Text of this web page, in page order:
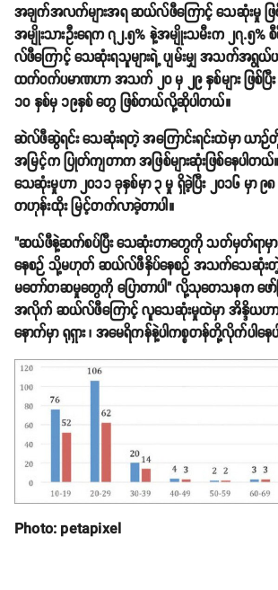
အချက်အလက်များအရ ဆယ်လ်ဖီကြောင့် သေဆုံးမှု ဖြ
အမျိုးသားဦးရေက ၇၂.၅% နဲ့အမျိုးသမီးက ၂၇.၅
လ်ဖီကြောင့် သေဆုံးရသူများရဲ့ ပျမ်းမျှ အသက်အရွယ်ဟ
ထက်ဝက်ပမာဏဟာ အသက် ၂၀ မှ ၂၉ နှစ်များ ဖြစ်ပ
၁၀ နှစ်မှ ၁၉နှစ် တွေ ဖြစ်တယ်လို့ဆိုပါတယ်။
ဆဲလ်ဖီဆွဲရင်း သေဆုံးရတဲ့ အကြောင်းရင်းထဲမှာ ယာဉ်
အမြင့်က ပြုတ်ကျတာက အဖြစ်များဆုံးဖြစ်နေပါ
သေဆုံးမှုဟာ ၂၀၁၁ ခုနှစ်မှာ ၃ မှု ရှိခဲ့ပြီး ၂၀၁၆ မှာ ၉
တဟုန်းထိုး မြင့်တက်လာခဲ့တာပါ။
"ဆယ်ဖီနဲ့ဆက်စပ်ပြီး သေဆုံးတာတွေကို သတ်မှတ်ရာ
နေစဉ် သို့မဟုတ် ဆယ်လ်ဖီနှိပ်နေစဉ် အသက်သေဆုံး
မတော်တဆမှုတွေကို ပြောတာပါ" လို့သုတေသနက ဖော်
အလိုက် ဆယ်လ်ဖီကြောင့် လူသေဆုံးမှုထဲမှာ အိန္ဒိယဟာ
နောက်မှာ ရုရှား ၊ အမေရိကန်နဲ့ပါကစ္စတန်တို့လိုက်ပါန
Photo: petapixel